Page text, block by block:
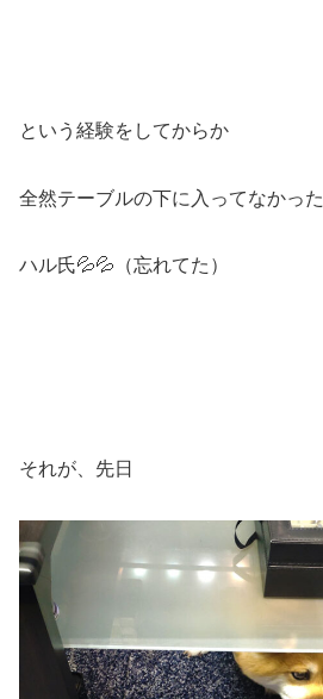
という経験をしてからか
全然テーブルの下に入ってなかった
ハル氏💦💦（忘れてた）
それが、先日